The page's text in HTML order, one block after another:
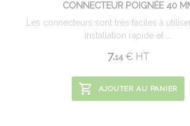
CONNECTEUR POIGNÉE 40
Les connecteurs sont très faciles à
installation rapide et ...
7.14 €HT
AJOUTER AU PANIER